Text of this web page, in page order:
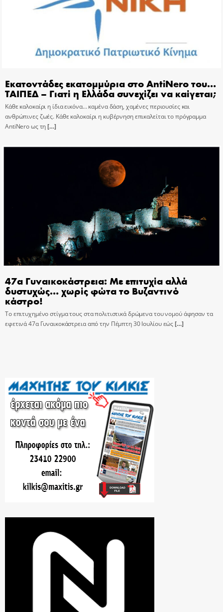
Εκατοντάδες εκατομμύρια στο AntiNero του…
ΤΑΙΠΕΔ – Γιατί η Ελλάδα συνεχίζει να καίγεται;
Κάθε καλοκαίρι η ίδια εικόνα… καμένα δάση, χαμένες περιουσίες και
ανθρώπινες ζωές. Κάθε καλοκαίρι η κυβέρνηση επικαλείται το πρόγραμμα
AntiNero ως τη[…]
47α Γυναικοκάστρεια: Με επιτυχία αλλά
δυστυχώς… χωρίς φώτα το Βυζαντινό
κάστρο!
Το επιτυχημένο στίγμα τους στα πολιτιστικά δρώμενα του νομού άφησαν τα
εφετινά 47α Γυναικοκάστρεια από την Πέμπτη 30 Ιουλίου εώς[…]